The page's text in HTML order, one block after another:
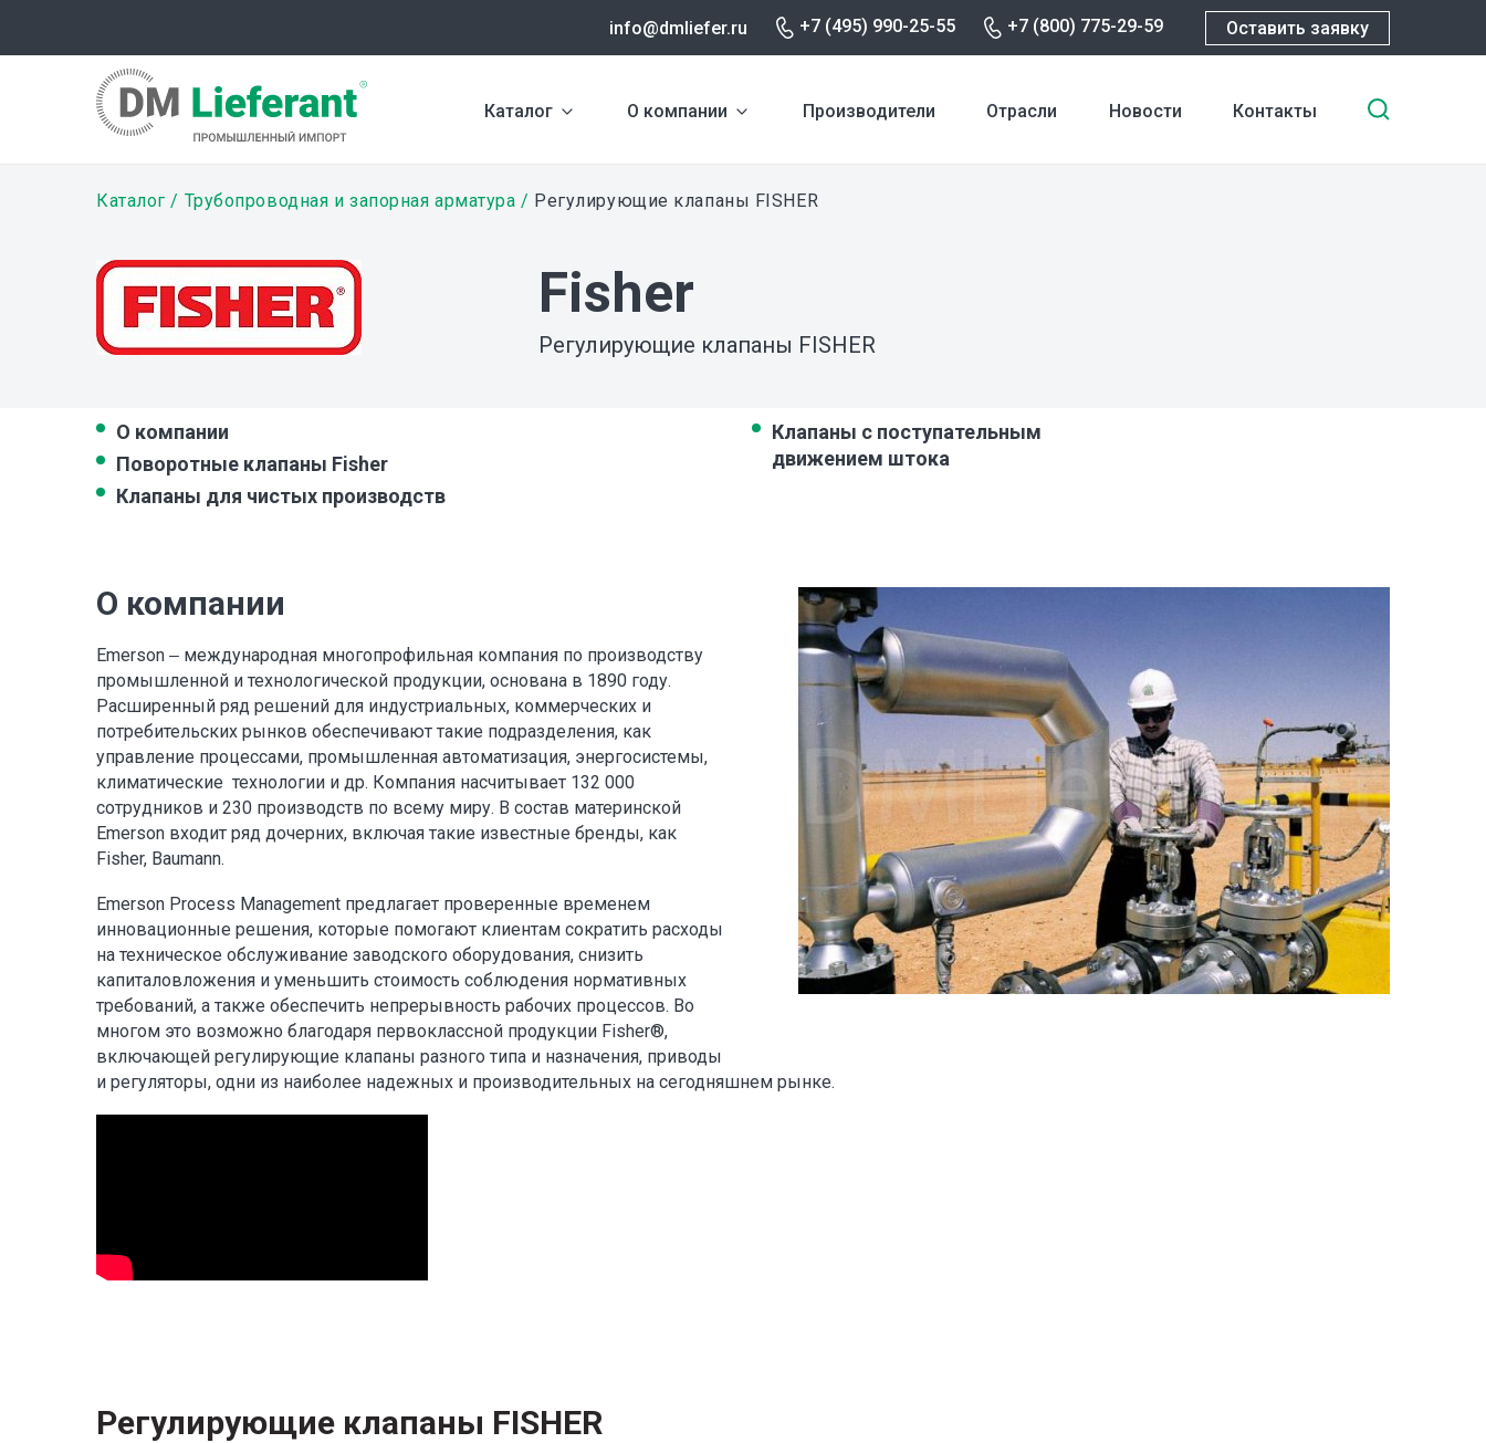
содержанию
info@dmliefer.ru +7 (495) 990-25-55 +7 (800) 775-29-59 Оставить заявку
Каталог О компании Производители Отрасли Новости Контакты
Строка
навигации
Каталог Трубопроводная и запорная арматура Регулирующие клапаны FISHER
Fisher
Регулирующие клапаны FISHER
О компании
Поворотные клапаны Fisher
Клапаны для чистых производств
Клапаны с поступательным
движением штока
О компании
Emerson ‒ международная многопрофильная компания по производству
промышленной и технологической продукции, основана в 1890 году.
Расширенный ряд решений для индустриальных, коммерческих и
потребительских рынков обеспечивают такие подразделения, как
управление процессами, промышленная автоматизация, энергосистемы,
климатические технологии и др. Компания насчитывает 132 000
сотрудников и 230 производств по всему миру. В состав материнской
Emerson входит ряд дочерних, включая такие известные бренды, как
Fisher, Baumann.
Emerson Process Management предлагает проверенные временем
инновационные решения, которые помогают клиентам сократить расходы
на техническое обслуживание заводского оборудования, снизить
капиталовложения и уменьшить стоимость соблюдения нормативных
требований, а также обеспечить непрерывность рабочих процессов. Во
многом это возможно благодаря первоклассной продукции Fisher®,
включающей регулирующие клапаны разного типа и назначения, приводы
и регуляторы, одни из наиболее надежных и производительных на сегодняшнем рынке.
Регулирующие клапаны FISHER